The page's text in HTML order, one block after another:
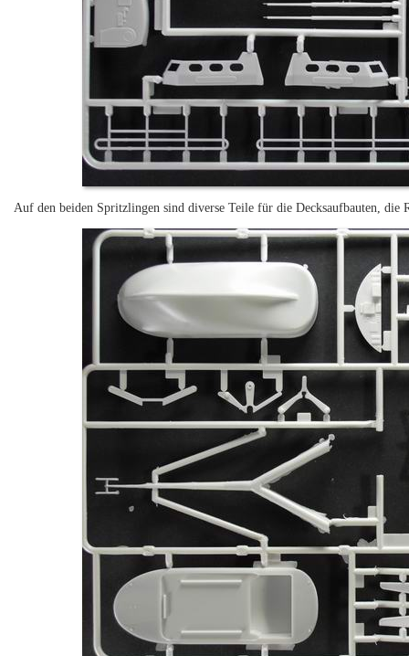
Auf den beiden Spritzlingen sind diverse Teile für die Decksaufbauten, die